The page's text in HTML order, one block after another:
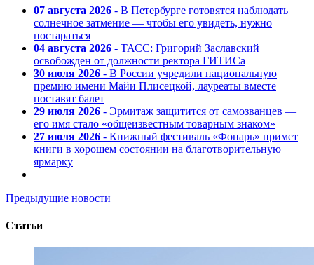
07 августа 2026 - В Петербурге готовятся наблюдать
солнечное затмение — чтобы его увидеть, нужно
постараться
04 августа 2026 - ТАСС: Григорий Заславский
освобожден от должности ректора ГИТИСа
30 июля 2026 - В России учредили национальную
премию имени Майи Плисецкой, лауреаты вместе
поставят балет
29 июля 2026 - Эрмитаж защитится от самозванцев —
его имя стало «общеизвестным товарным знаком»
27 июля 2026 - Книжный фестиваль «Фонарь» примет
книги в хорошем состоянии на благотворительную
ярмарку
Предыдущие новости
Статьи